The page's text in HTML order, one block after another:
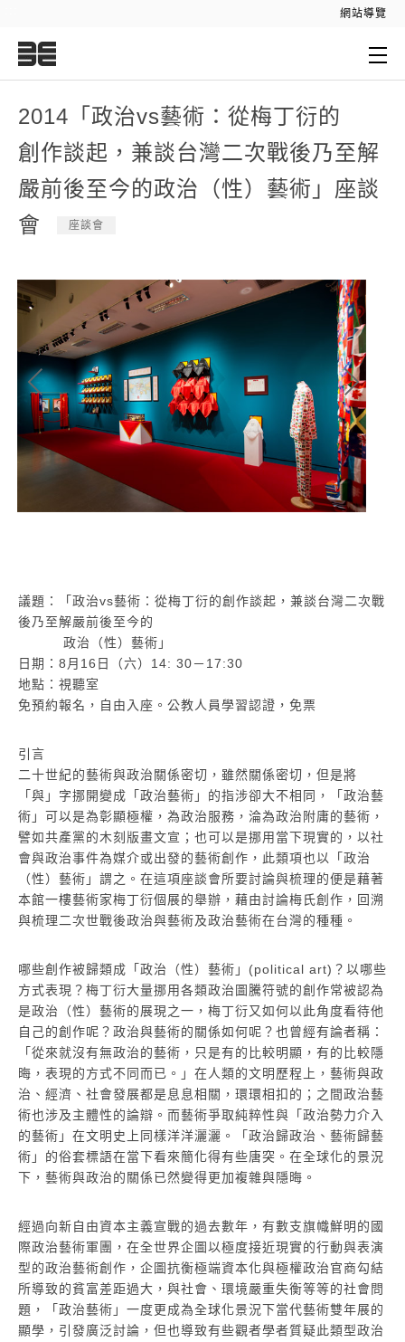
網站導覽
2014「政治vs藝術：從梅丁衍的
創作談起，兼談台灣二次戰後乃至解
嚴前後至今的政治（性）藝術」座談
會
座談會
議題：「政治vs藝術：從梅丁衍的創作談起，兼談台灣二次戰
後乃至解嚴前後至今的
政治（性）藝術」
日期：8月16日（六）14: 30－17:30
地點：視聽室
免預約報名，自由入座。公教人員學習認證，免票
引言
二十世紀的藝術與政治關係密切，雖然關係密切，但是將
「與」字挪開變成「政治藝術」的指涉卻大不相同，「政治藝
術」可以是為彰顯極權，為政治服務，淪為政治附庸的藝術，
譬如共產黨的木刻版畫文宣；也可以是挪用當下現實的，以社
會與政治事件為媒介或出發的藝術創作，此類項也以「政治
（性）藝術」謂之。在這項座談會所要討論與梳理的便是藉著
本館一樓藝術家梅丁衍個展的舉辦，藉由討論梅氏創作，回溯
與梳理二次世戰後政治與藝術及政治藝術在台灣的種種。
哪些創作被歸類成「政治（性）藝術」(political art)？以哪些
方式表現？梅丁衍大量挪用各類政治圖騰符號的創作常被認為
是政治（性）藝術的展現之一，梅丁衍又如何以此角度看待他
自己的創作呢？政治與藝術的關係如何呢？也曾經有論者稱：
「從來就沒有無政治的藝術，只是有的比較明顯，有的比較隱
晦，表現的方式不同而已。」在人類的文明歷程上，藝術與政
治、經濟、社會發展都是息息相關，環環相扣的；之間政治藝
術也涉及主體性的論辯。而藝術爭取純粹性與「政治勢力介入
的藝術」在文明史上同樣洋洋灑灑。「政治歸政治、藝術歸藝
術」的俗套標語在當下看來簡化得有些唐突。在全球化的景況
下，藝術與政治的關係已然變得更加複雜與隱晦。
經過向新自由資本主義宣戰的過去數年，有數支旗幟鮮明的國
際政治藝術軍團，在全世界企圖以極度接近現實的行動與表演
型的政治藝術創作，企圖抗衡極端資本化與極權政治官商勾結
所導致的貧富差距過大，與社會、環境嚴重失衡等等的社會問
題，「政治藝術」一度更成為全球化景況下當代藝術雙年展的
顯學，引發廣泛討論，但也導致有些觀者學者質疑此類型政治